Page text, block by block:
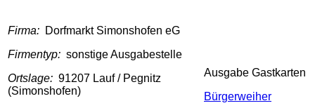
Firma: Dorfmarkt Simonshofen eG
Firmentyp: sonstige Ausgabestelle
Ortslage: 91207 Lauf / Pegnitz
(Simonshofen)
Ausgabe Gastkarten
Bürgerweiher